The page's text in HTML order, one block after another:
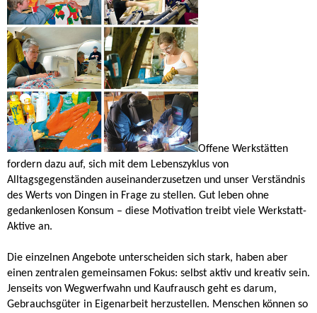
Offene Werkstätten
fordern dazu auf, sich mit dem Lebenszyklus von
Alltagsgegenständen auseinanderzusetzen und unser Verständnis
des Werts von Dingen in Frage zu stellen. Gut leben ohne
gedankenlosen Konsum – diese Motivation treibt viele Werkstatt-
Aktive an.
Die einzelnen Angebote unterscheiden sich stark, haben aber
einen zentralen gemeinsamen Fokus: selbst aktiv und kreativ sein.
Jenseits von Wegwerfwahn und Kaufrausch geht es darum,
Gebrauchsgüter in Eigenarbeit herzustellen. Menschen können so